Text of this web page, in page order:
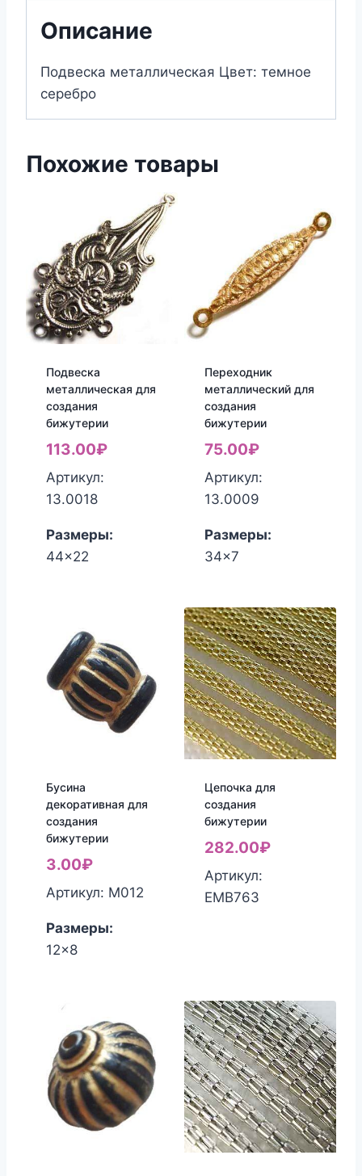
Описание
Подвеска металлическая Цвет: темное
серебро
Похожие товары
Подвеска
металлическая для
создания
бижутерии
113.00₽
Артикул:
13.0018
Размеры:
44x22
Переходник
металлический для
создания
бижутерии
75.00₽
Артикул:
13.0009
Размеры:
34x7
Бусина
декоративная для
создания
бижутерии
3.00₽
Артикул: М012
Размеры:
12x8
Цепочка для
создания
бижутерии
282.00₽
Артикул:
ЕМВ763